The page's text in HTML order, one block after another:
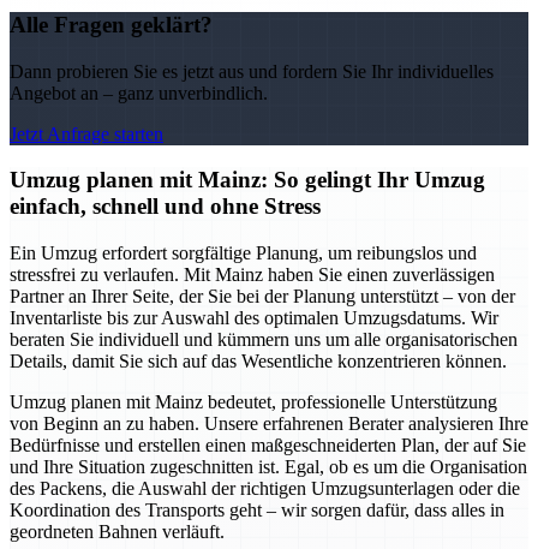
Alle Fragen geklärt?
Dann probieren Sie es jetzt aus und fordern Sie Ihr individuelles
Angebot an – ganz unverbindlich.
Jetzt Anfrage starten
Umzug planen mit Mainz: So gelingt Ihr Umzug
einfach, schnell und ohne Stress
Ein Umzug erfordert sorgfältige Planung, um reibungslos und
stressfrei zu verlaufen. Mit Mainz haben Sie einen zuverlässigen
Partner an Ihrer Seite, der Sie bei der Planung unterstützt – von der
Inventarliste bis zur Auswahl des optimalen Umzugsdatums. Wir
beraten Sie individuell und kümmern uns um alle organisatorischen
Details, damit Sie sich auf das Wesentliche konzentrieren können.
Umzug planen mit Mainz bedeutet, professionelle Unterstützung
von Beginn an zu haben. Unsere erfahrenen Berater analysieren Ihre
Bedürfnisse und erstellen einen maßgeschneiderten Plan, der auf Sie
und Ihre Situation zugeschnitten ist. Egal, ob es um die Organisation
des Packens, die Auswahl der richtigen Umzugsunterlagen oder die
Koordination des Transports geht – wir sorgen dafür, dass alles in
geordneten Bahnen verläuft.